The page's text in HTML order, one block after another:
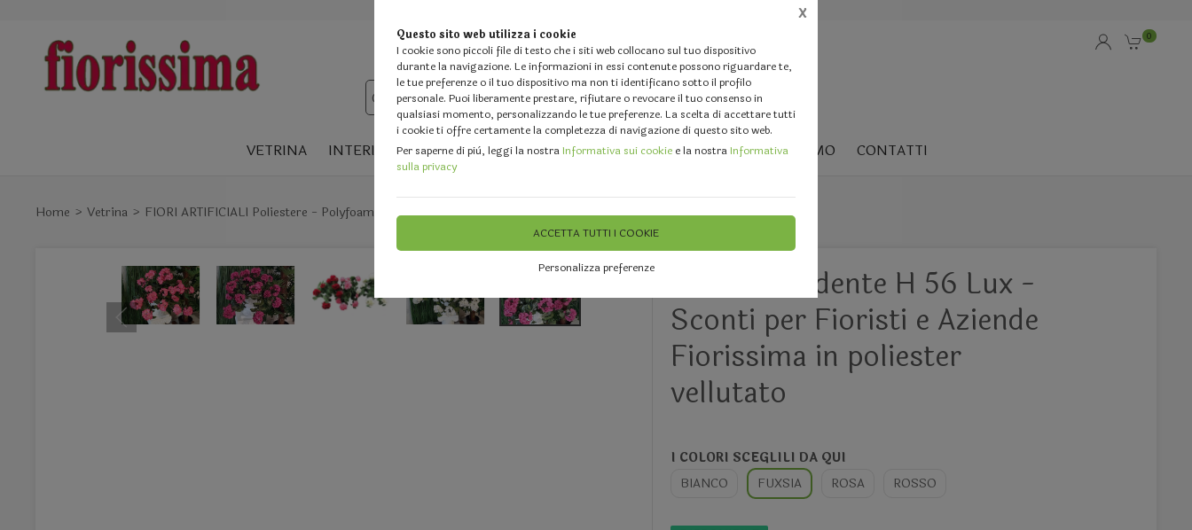
Questo sito web utilizza i cookie
I cookie sono piccoli file di testo che i siti web collocano sul tuo dispositivo
durante la navigazione. Le informazioni in essi contenute possono riguardare te,
le tue preferenze o il tuo dispositivo ma non ti identificano sotto il profilo
personale. Puoi liberamente prestare, rifiutare o revocare il tuo consenso in
qualsiasi momento, personalizzando le tue preferenze. La scelta di accettare tutti
i cookie ti offre certamente la completezza di navigazione di questo sito web.
Per saperne di più, leggi la nostraInformativa sui cookie e la nostraInformativa
sulla privacy
ACCETTA TUTTI I COOKIE
Personalizza preferenze
X
0
VETRINA INTERIOR DESIGN GALLERY DOVE SIAMO FEEDBACK CHI SIAMO CONTATTI
Home Vetrina FIORI ARTIFICIALI Poliestere - Polyfoam- Gommati Bushes artificiali con e senza vaso
Geranio Cadente H 56 Lux -
Sconti per Fioristi e Aziende
Fiorissima in poliester
vellutato
I COLORI SCEGLILI DA QUI
BIANCO
FUXSIA ROSA ROSSO